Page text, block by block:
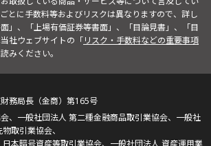
とに手数料等およびリスクは異なりますので、詳し
」、「上場有価証券等書面」、「目論見書」、「目
社ウェブサイトの「リスク・手数料などの重要事項
みください。
務局長（金商）第165号
、一般社団法人 第二種金融商品取引業協会、一般社
取引業協会、